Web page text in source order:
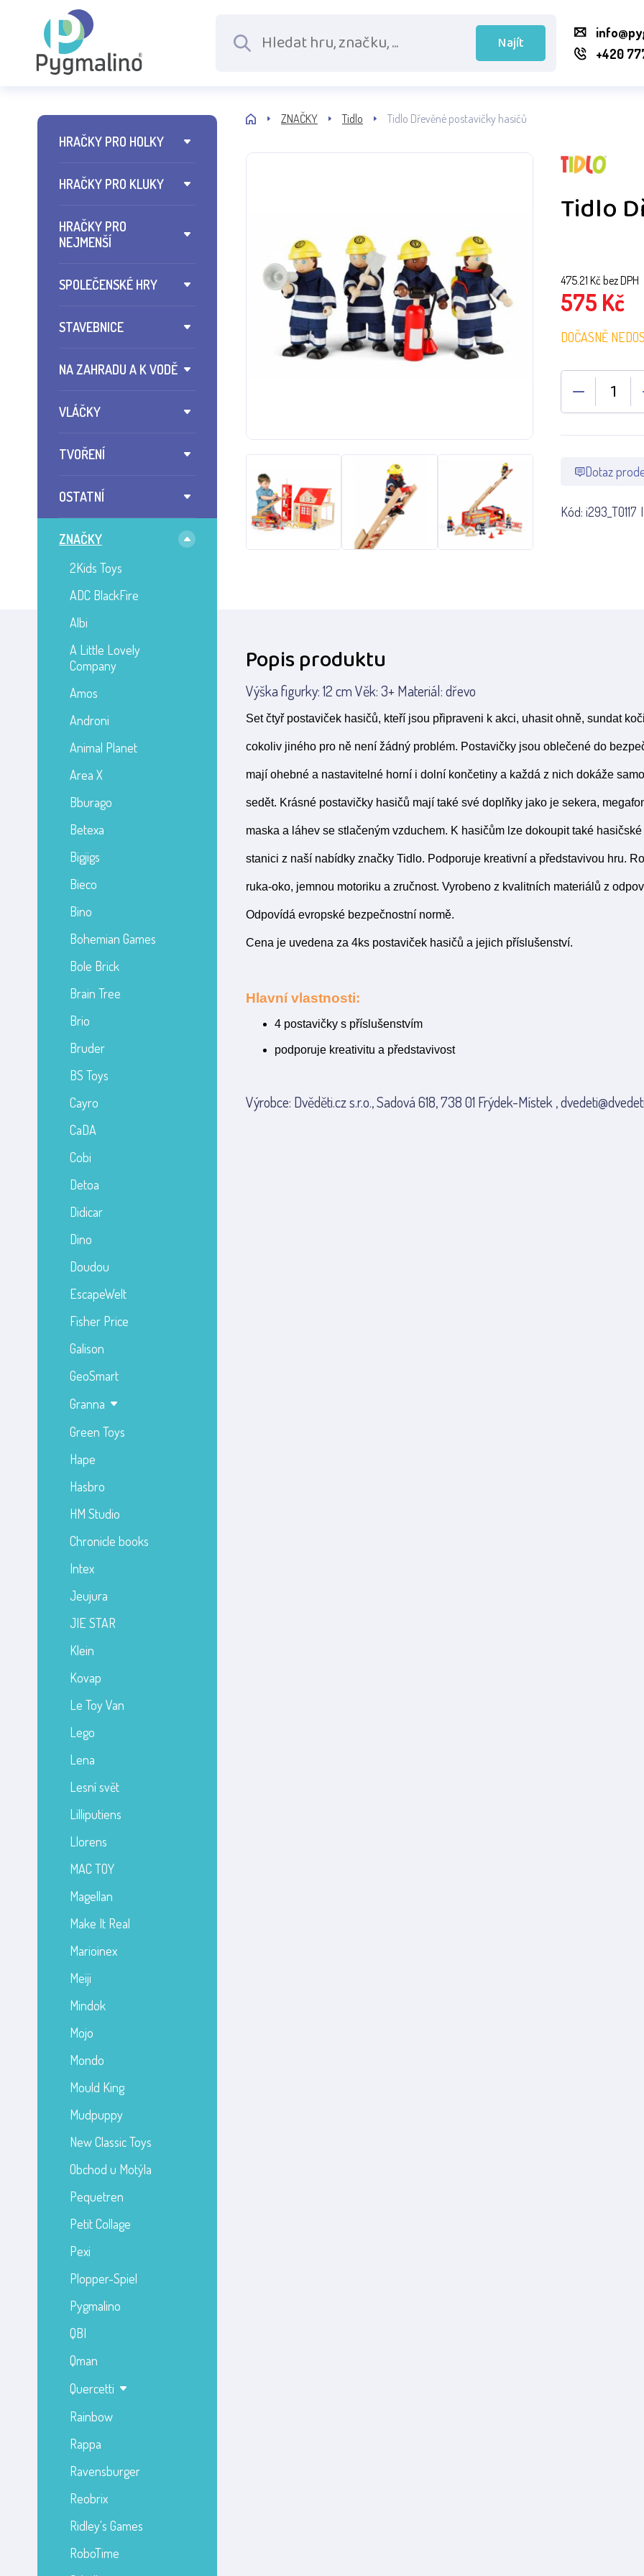
Najít
+420
HRAČKY PRO HOLKY
HRAČKY PRO KLUKY
HRAČKY PRO
NEJMENŠÍ
SPOLEČENSKÉ HRY
STAVEBNICE
NA ZAHRADU A K VODĚ
VLÁČKY
TVOŘENÍ
OSTATNÍ
ZNAČKY
2Kids Toys
ADC BlackFire
Albi
A Little Lovely
Company
Amos
Androni
Animal Planet
Area X
Bburago
Betexa
Bigjigs
Bieco
Bino
Bohemian Games
Bole Brick
Brain Tree
Brio
Bruder
BS Toys
Cayro
CaDA
Cobi
Detoa
Didicar
Dino
Doudou
EscapeWelt
Fisher Price
Galison
GeoSmart
Granna
Green Toys
Hape
Hasbro
HM Studio
Chronicle books
Intex
Jeujura
JIE STAR
Klein
Kovap
Le Toy Van
Lego
Lena
Lesní svět
Lilliputiens
Llorens
MAC TOY
Magellan
Make It Real
Marioinex
Meiji
Mindok
Mojo
Mondo
Mould King
Mudpuppy
New Classic Toys
Obchod u Motýla
Pequetren
Petit Collage
Pexi
Plopper-Spiel
Pygmalino
QBI
Qman
Quercetti
Rainbow
Rappa
Ravensburger
Reobrix
Ridley's Games
RoboTime
ZNAČKY Tidlo Tidlo Dřevěné postavičky hasičů
Tidlo
475.21 Kč bez DPH
575 Kč
DOČASNĚ
Dotaz
Kód: i293_T0117
Popis produktu
Výška figurky: 12 cm Věk: 3+ Materiál: dřevo
Set čtyř postaviček hasičů, kteří jsou připraveni k akci, uhasit ohně, sundat
cokoliv jiného pro ně není žádný problém. Postavičky jsou oblečené do
mají ohebné a nastavitelné horní i dolní končetiny a každá z nich dokáže
sedět. Krásné postavičky hasičů mají také své doplňky jako je sekera,
maska a láhev se stlačeným vzduchem. K hasičům lze dokoupit také
stanici z naší nabídky značky Tidlo. Podporuje kreativní a představivou hru.
ruka-oko, jemnou motoriku a zručnost. Vyrobeno z kvalitních materiálů z
Odpovídá evropské bezpečnostní normě.
Cena je uvedena za 4ks postaviček hasičů a jejich příslušenství.
Hlavní vlastnosti:
4 postavičky s příslušenstvím
podporuje kreativitu a představivost
Výrobce: Dvěděti.cz s.r.o., Sadová 618, 738 01 Frýdek-Místek ,